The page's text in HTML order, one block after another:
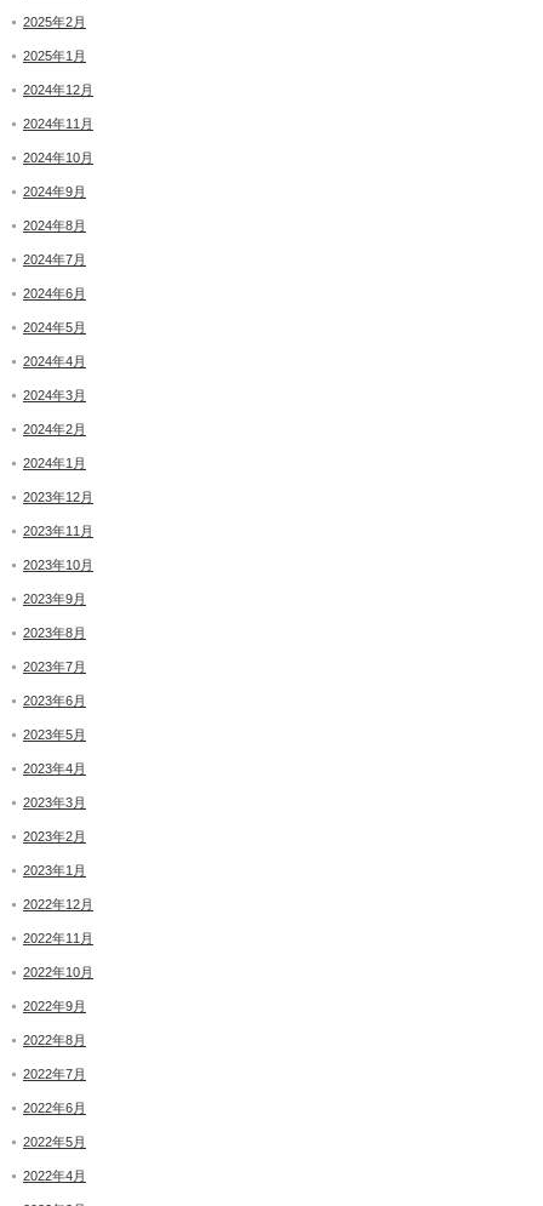
2025年2月
2025年1月
2024年12月
2024年11月
2024年10月
2024年9月
2024年8月
2024年7月
2024年6月
2024年5月
2024年4月
2024年3月
2024年2月
2024年1月
2023年12月
2023年11月
2023年10月
2023年9月
2023年8月
2023年7月
2023年6月
2023年5月
2023年4月
2023年3月
2023年2月
2023年1月
2022年12月
2022年11月
2022年10月
2022年9月
2022年8月
2022年7月
2022年6月
2022年5月
2022年4月